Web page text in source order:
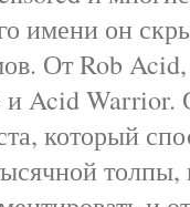
имени он
От Rob Acid,
Acid Warrior.
который
толпы,